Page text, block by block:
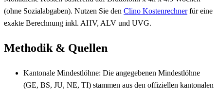
(ohne Sozialabgaben). Nutzen Sie den Clino Kostenrechner für eine
exakte Berechnung inkl. AHV, ALV und UVG.
Methodik & Quellen
Kantonale Mindestlöhne: Die angegebenen Mindestlöhne
(GE, BS, JU, NE, TI) stammen aus den offiziellen kantonalen